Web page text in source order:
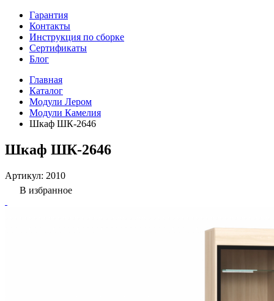
Гарантия
Контакты
Инструкция по сборке
Сертификаты
Блог
Главная
Каталог
Модули Лером
Модули Камелия
Шкаф ШК-2646
Шкаф ШК-2646
Артикул: 2010
В избранное